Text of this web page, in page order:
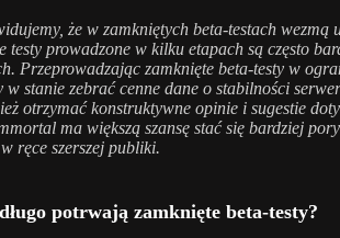
że w zamkniętych beta-testach wezmą
testy prowadzone w kilku etapach są często
Przeprowadzając zamknięte beta-testy w
w stanie zebrać cenne dane o stabilności
otrzymać konstruktywne opinie i sugestie
ma większą szansę stać się bardziej
ręce szerszej publiki.
potrwają zamknięte beta-testy?